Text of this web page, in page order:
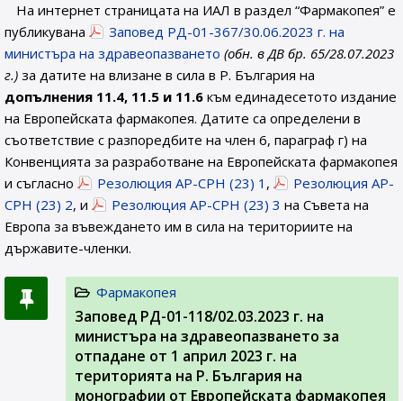
На интернет страницата на ИАЛ в раздел “Фармакопея” е
публикувана
Заповед РД-01-367/30.06.2023 г. на
министъра на здравеопазването (обн. в ДВ бр. 65/28.07.2023
г.) за датите на влизане в сила в Р. България на
допълнения 11.4, 11.5 и 11.6 към единадесетото издание
на Европейската фармакопея. Датите са определени в
съответствие с разпоредбите на член 6, параграф г) на
Конвенцията за разработване на Европейската фармакопея
и съгласно
Резолюция AP-CPH (23) 1 ,
Резолюция AP-
CPH (23) 2, и Резолюция AP-CPH (23) 3 на Съвета на
Европа за въвеждането им в сила на териториите на
държавите-членки.
Фармакопея
Заповед РД-01-118/02.03.2023 г. на
министъра на здравеопазването за
отпадане от 1 април 2023 г. на
територията на Р. България на
монографии от Европейската фармакопея